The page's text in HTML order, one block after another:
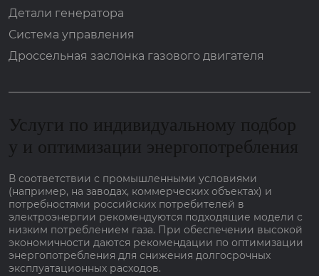
Детали генератора
Система управления
Дроссельная заслонка газового двигателя
Услуги по индивидуальному подбор
у и оптимизации энергопотребления
В соответствии с промышленными условиями
(например, на заводах, коммерческих объектах) и
потребностями российских потребителей в
электроэнергии рекомендуются подходящие модели с
низким потреблением газа. При обеспечении высокой
экономичности даются рекомендации по оптимизации
энергопотребления для снижения долгосрочных
эксплуатационных расходов.